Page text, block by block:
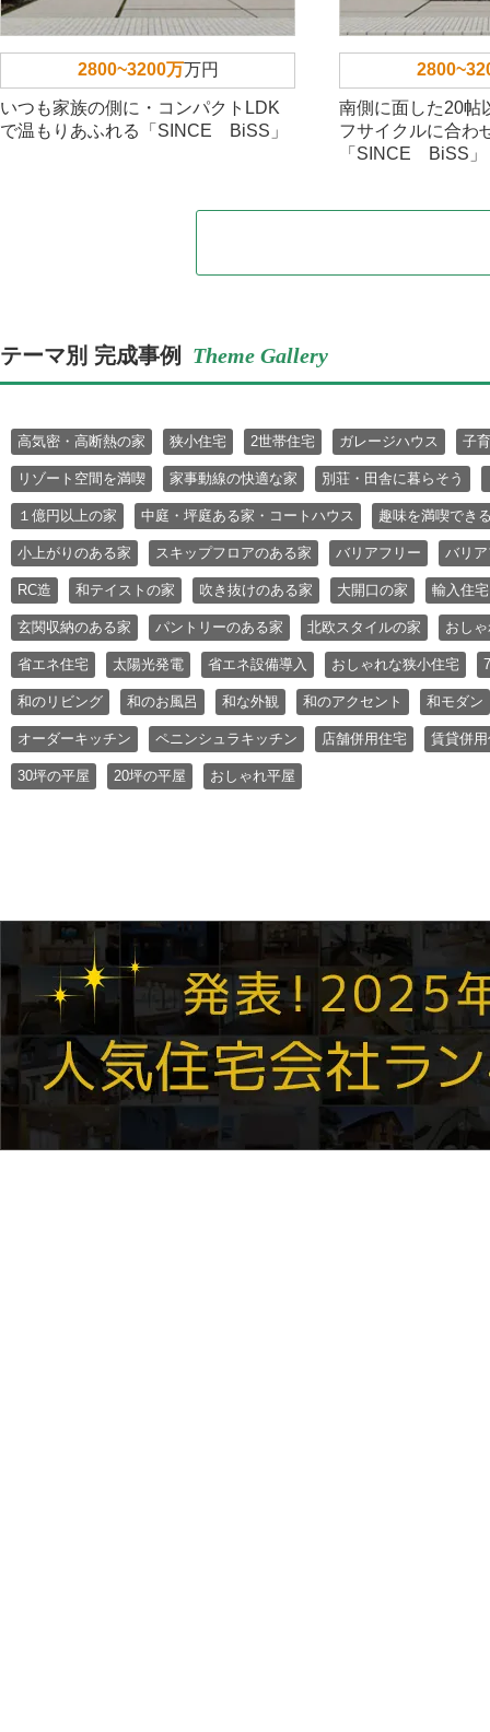
2800~3200万万円
いつも家族の側に・コンパクトLDK
で温もりあふれる「SINCE BiSS」
南側に面した20帖
フサイクルに合わ
「SINCE BiSS」
テーマ別 完成事例 Theme Gallery
高気密・高断熱の家 狭小住宅 2世帯住宅 ガレージハウス 子
リゾート空間を満喫 家事動線の快適な家 別荘・田舎に暮らそう
１億円以上の家 中庭・坪庭ある家・コートハウス 趣味を満喫でき
小上がりのある家 スキップフロアのある家 バリアフリー バリ
RC造 和テイストの家 吹き抜けのある家 大開口の家 輸入住宅
玄関収納のある家 パントリーのある家 北欧スタイルの家 おし
省エネ住宅 太陽光発電 省エネ設備導入 おしゃれな狭小住宅
和のリビング 和のお風呂 和な外観 和のアクセント 和モダン
オーダーキッチン ペニンシュラキッチン 店舗併用住宅 賃貸併
30坪の平屋 20坪の平屋 おしゃれ平屋